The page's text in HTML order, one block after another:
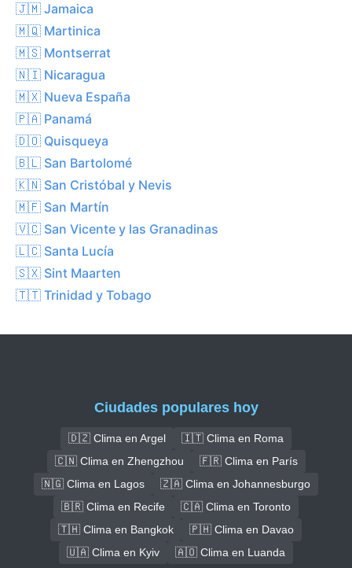
🇯🇲 Jamaica
🇲🇶 Martinica
🇲🇸 Montserrat
🇳🇮 Nicaragua
🇲🇽 Nueva España
🇵🇦 Panamá
🇩🇴 Quisqueya
🇧🇱 San Bartolomé
🇰🇳 San Cristóbal y Nevis
🇲🇫 San Martín
🇻🇨 San Vicente y las Granadinas
🇱🇨 Santa Lucía
🇸🇽 Sint Maarten
🇹🇹 Trinidad y Tobago
Ciudades populares hoy
🇩🇿 Clima en Argel
🇮🇹 Clima en Roma
🇨🇳 Clima en Zhengzhou
🇫🇷 Clima en París
🇳🇬 Clima en Lagos
🇿🇦 Clima en Johannesburgo
🇧🇷 Clima en Recife
🇨🇦 Clima en Toronto
🇹🇭 Clima en Bangkok
🇵🇭 Clima en Davao
🇺🇦 Clima en Kyiv
🇦🇴 Clima en Luanda